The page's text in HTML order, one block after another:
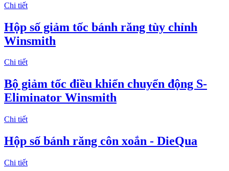
Chi tiết
Hộp số giảm tốc bánh răng tùy chỉnh
Winsmith
Chi tiết
Bộ giảm tốc điều khiển chuyển động S-
Eliminator Winsmith
Chi tiết
Hộp số bánh răng côn xoắn - DieQua
Chi tiết